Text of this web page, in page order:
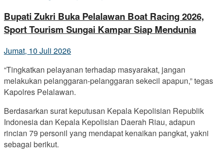
Bupati Zukri Buka Pelalawan Boat Racing 2026,
Sport Tourism Sungai Kampar Siap Mendunia
Jumat, 10 Juli 2026
“Tingkatkan pelayanan terhadap masyarakat, jangan
melakukan pelanggaran-pelanggaran sekecil apapun,” tegas
Kapolres Pelalawan.
Berdasarkan surat keputusan Kepala Kepolisian Republik
Indonesia dan Kepala Kepolisian Daerah Riau, adapun
rincian 79 personil yang mendapat kenaikan pangkat, yakni
sebagai berikut.